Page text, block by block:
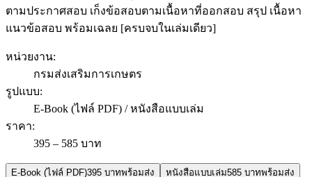
ตามประกาศสอบ เก็งข้อสอบตามเนื้อหาที่ออกสอบ สรุป เนื้อหา
แนวข้อสอบ พร้อมเฉลย [ครบจบในเล่มเดียว]
หน่วยงาน:
กรมส่งเสริมการเกษตร
รูปแบบ:
E-Book (ไฟล์ PDF) / หนังสือแบบเล่ม
ราคา:
395 – 585 บาท
E-Book (ไฟล์ PDF)395 บาทพร้อมส่ง หนังสือแบบเล่ม585 บาทพร้อมส่ง